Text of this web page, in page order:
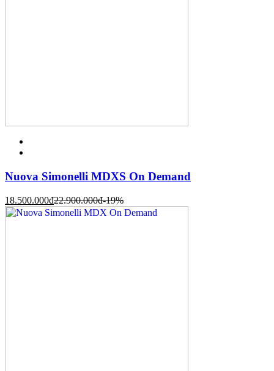
Nuova Simonelli MDXS On Demand
18.500.000đ22.900.000đ-19%